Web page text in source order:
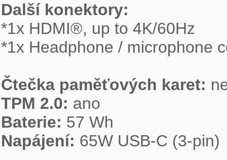
Další konektory:
*1x HDMI®, up to 4K/60Hz
*1x Headphone / microphone
Čtečka paměťových karet:
TPM 2.0:
Baterie:
Napájení: 65W USB-C (3-pin)